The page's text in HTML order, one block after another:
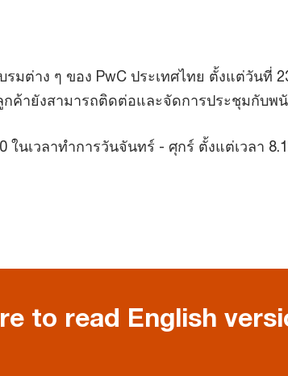
มต่าง ๆ ของ PwC ประเทศไทย ตั้งแต่วันที่
ค้ายังสามารถติดต่อและจัดการประชุมกับ
นเวลาทำการวันจันทร์ - ศุกร์ ตั้งแต่เวลา
to read English